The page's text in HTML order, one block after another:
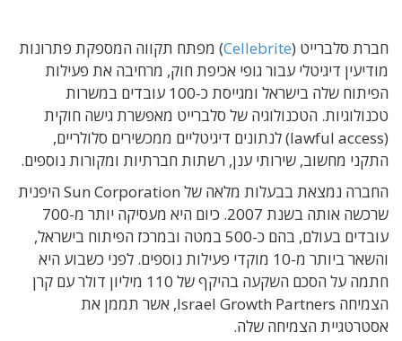
חברת סלברייט (Cellebrite) מפתח תקווה המספקת פתרונות
מודיעין דיגיטלי עבור גופי אכיפת חוק, מרחיבה את פעילות
הפיתוח שלה בישראל ומגייסת כ-100 עובדים במשרות
טכנולוגיות. הטכנולוגיה של סלברייט מאפשרת גישה חוקית
(lawful access) לנתונים דיגיטליים ממכשירים סלולריים,
התקני מחשוב, שירותי ענן, רשתות חברתיות ומקורות נוספים.
החברה נמצאת בבעלות מלאה של Sun Corporation היפנית
שרכשה אותה בשנת 2007. כיום היא מעסיקה יותר מ-700
עובדים בעולם, בהם כ-500 במטה ובמרכז הפיתוח בישראל,
והשאר ביותר מ-10 מוקדי פעילות נוספים. לפני כשבוע היא
חתמה על הסכם השקעה בהיקף של 110 מיליון דולר עם קרן
הצמיחה Israel Growth Partners, אשר תממן את
אסטרטגיית הצמיחה שלה.